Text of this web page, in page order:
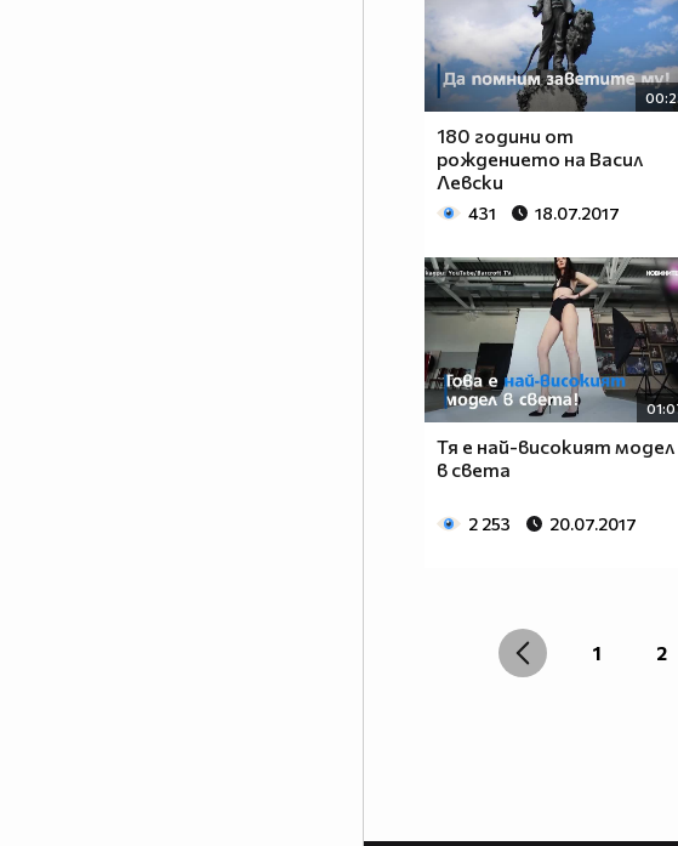
180 години от
рождението на Васил
Левски
431 18.07.2017
Тя е най-високият модел
в света
2 253 20.07.2017
1 2